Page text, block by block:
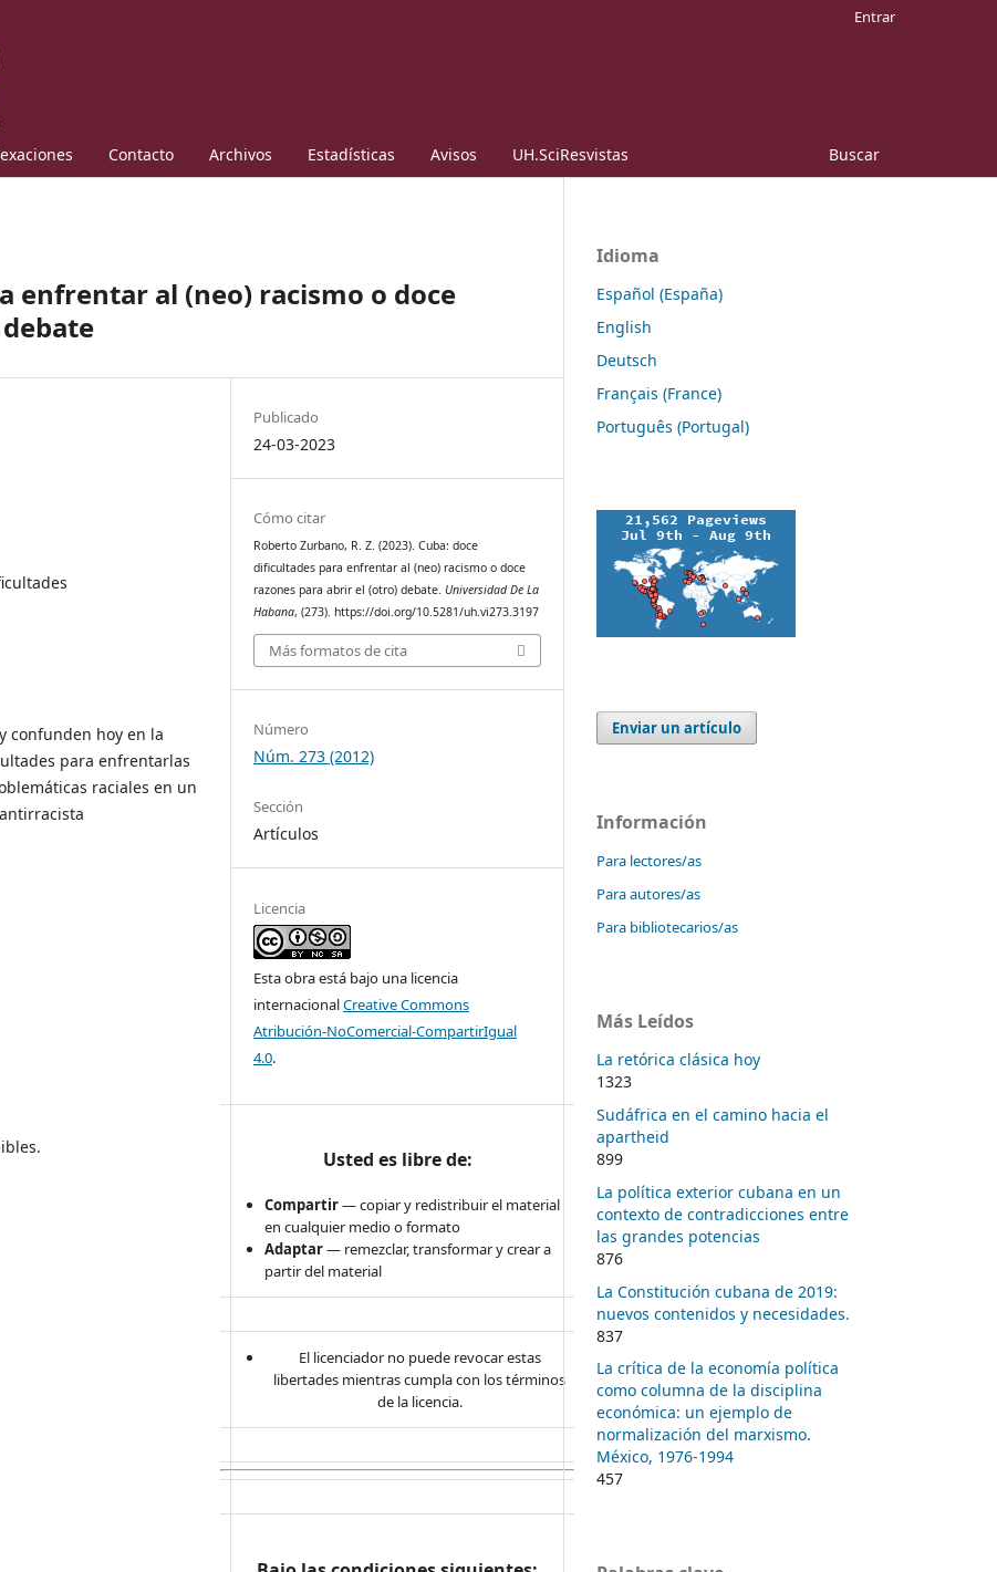
Contacto Archivos Estadísticas Avisos UH.SciResvistas Buscar
Entrar
enfrentar al (neo) racismo o doce
confunden hoy en la
para enfrentarlas
raciales en un
Publicado
24-03-2023
Cómo citar
Roberto Zurbano, R. Z. (2023). Cuba: doce
dificultades para enfrentar al (neo) racismo o doce
razones para abrir el (otro) debate.Universidad De La
Habana, (273). https://doi.org/10.5281/uh.vi273.3197
Más formatos de cita
Número
Núm. 273 (2012)
Sección
Artículos
Licencia
Esta obra está bajo una licencia
internacionalCreative Commons
Atribución-NoComercial-CompartirIgual
4.0.
Usted es libre de:
Compartir— copiar y redistribuir el material
en cualquier medio o formato
Adaptar— remezclar, transformar y crear a
partir del material
El licenciador no puede revocar estas
libertades mientras cumpla con los términos
de la licencia.
Idioma
Español (España)
English
Deutsch
Français (France)
Português (Portugal)
Enviar un artículo
Información
Para lectores/as
Para autores/as
Para bibliotecarios/as
Más Leídos
La retórica clásica hoy
1323
Sudáfrica en el camino hacia el
apartheid
899
La política exterior cubana en un
contexto de contradicciones entre
las grandes potencias
876
La Constitución cubana de 2019:
nuevos contenidos y necesidades.
837
La crítica de la economía política
como columna de la disciplina
económica: un ejemplo de
normalización del marxismo.
México, 1976-1994
457